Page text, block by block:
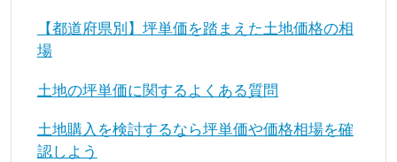
【都道府県別】坪単価を踏まえた土地価格の相
場
土地の坪単価に関するよくある質問
土地購入を検討するなら坪単価や価格相場を確
認しよう